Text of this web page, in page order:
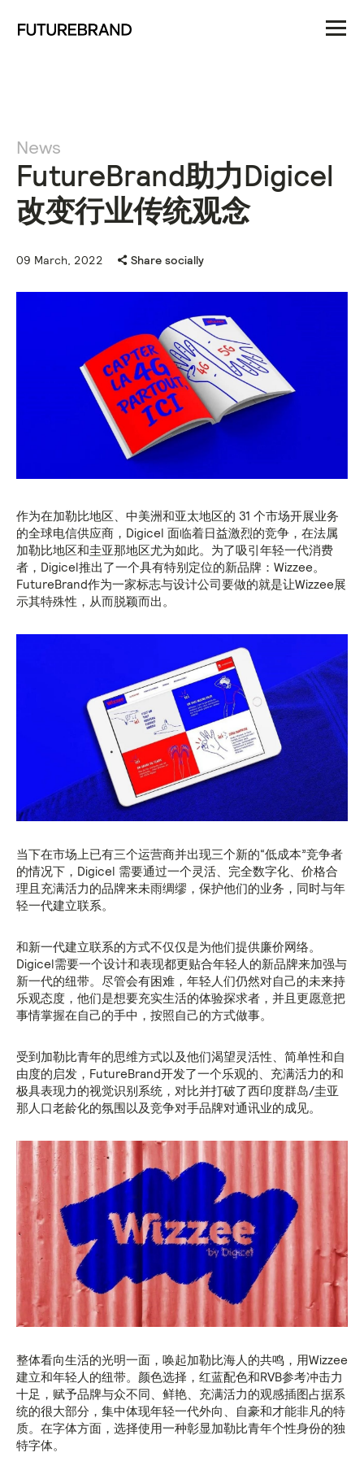
News
FutureBrand助力Digicel
改变行业传统观念
09 March, 2022 Share socially
作为在加勒比地区、中美洲和亚太地区的 31 个市场开展业务
的全球电信供应商，Digicel 面临着日益激烈的竞争，在法属
加勒比地区和圭亚那地区尤为如此。为了吸引年轻一代消费
者，Digicel推出了一个具有特别定位的新品牌：Wizzee。
FutureBrand作为一家标志与设计公司要做的就是让Wizzee展
示其特殊性，从而脱颖而出。
当下在市场上已有三个运营商并出现三个新的“低成本”竞争者
的情况下，Digicel 需要通过一个灵活、完全数字化、价格合
理且充满活力的品牌来未雨绸缪，保护他们的业务，同时与年
轻一代建立联系。
和新一代建立联系的方式不仅仅是为他们提供廉价网络。
Digicel需要一个设计和表现都更贴合年轻人的新品牌来加强与
新一代的纽带。尽管会有困难，年轻人们仍然对自己的未来持
乐观态度，他们是想要充实生活的体验探求者，并且更愿意把
事情掌握在自己的手中，按照自己的方式做事。
受到加勒比青年的思维方式以及他们渴望灵活性、简单性和自
由度的启发，FutureBrand开发了一个乐观的、充满活力的和
极具表现力的视觉识别系统，对比并打破了西印度群岛/圭亚
那人口老龄化的氛围以及竞争对手品牌对通讯业的成见。
整体看向生活的光明一面，唤起加勒比海人的共鸣，用Wizzee
建立和年轻人的纽带。颜色选择，红蓝配色和RVB参考冲击力
十足，赋予品牌与众不同、鲜艳、充满活力的观感插图占据系
统的很大部分，集中体现年轻一代外向、自豪和才能非凡的特
质。在字体方面，选择使用一种彰显加勒比青年个性身份的独
特字体。